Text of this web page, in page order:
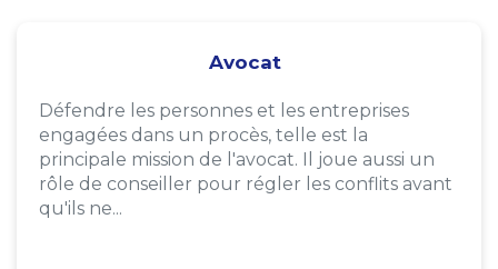
Avocat
Défendre les personnes et les entreprises
engagées dans un procès, telle est la
principale mission de l'avocat. Il joue aussi un
rôle de conseiller pour régler les conflits avant
qu'ils ne...